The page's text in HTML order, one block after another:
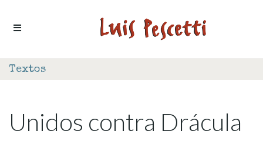
Textos
Unidos contra Drácula